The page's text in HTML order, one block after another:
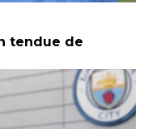
tendue de